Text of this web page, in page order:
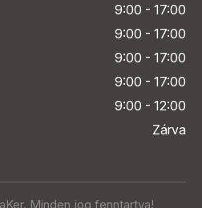
9:00 - 17:00
9:00 - 17:00
9:00 - 17:00
9:00 - 17:00
9:00 - 12:00
Zárva
Minden jog fenntartva!